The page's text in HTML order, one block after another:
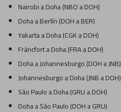
Nairobi a Doha (NBO a DOH)
Doha a Berlín (DOH a BER)
Yakarta a Doha (CGK a DOH)
Fráncfort a Doha (FRA a DOH)
Doha a Johannesburgo (DOH a JNB)
Johannesburgo a Doha (JNB a DOH)
São Paulo a Doha (GRU a DOH)
Doha a São Paulo (DOH a GRU)